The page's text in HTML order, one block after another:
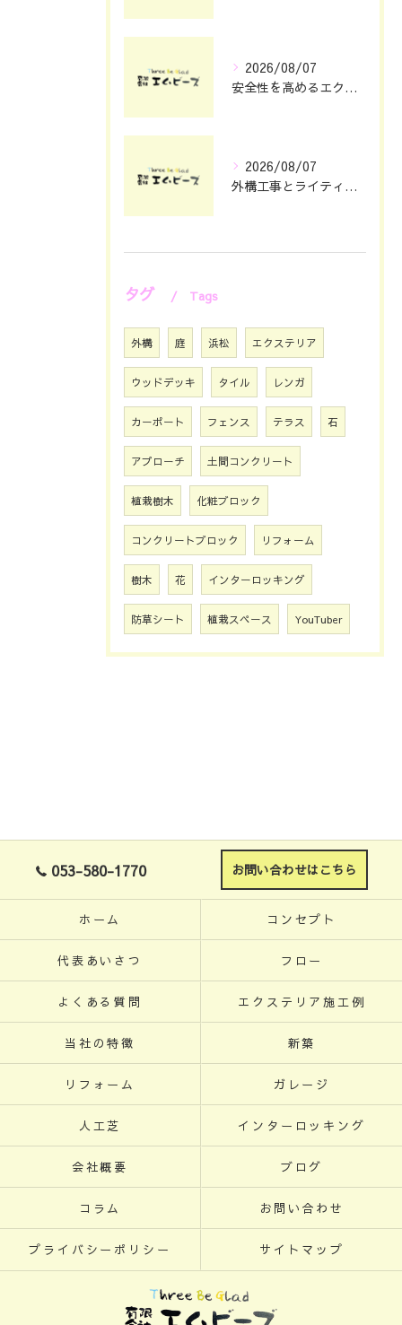
2026/08/07
安全性を高めるエクステリアガレージ設計のポイント
2026/08/07
外構工事とライティングで夜まで映える静岡県浜松市の住まい演出術
タグ Tags
外構 庭 浜松 エクステリア
ウッドデッキ タイル レンガ
カーポート フェンス テラス 石
アプローチ 土間コンクリート
植栽樹木 化粧ブロック
コンクリートブロック リフォーム
樹木 花 インターロッキング
防草シート 植栽スペース YouTuber
053-580-1770 お問い合わせはこちら
ホーム コンセプト
代表あいさつ フロー
よくある質問 エクステリア施工例
当社の特徴 新築
リフォーム ガレージ
人工芝 インターロッキング
会社概要 ブログ
コラム お問い合わせ
プライバシーポリシー サイトマップ